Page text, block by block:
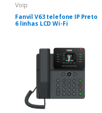
Voip
Fanvil V63 telefone IP Preto
6 linhas LCD Wi-Fi